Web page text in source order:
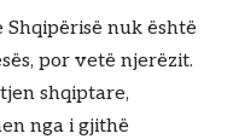
nuk është
por vetë njerëzit.
shqiptare,
nga i gjithë